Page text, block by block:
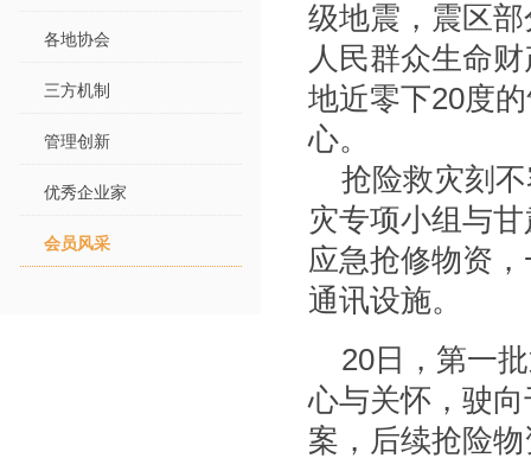
各地协会
三方机制
管理创新
优秀企业家
会员风采
级地震，震区
人民群众生命
地近零下20度
心。
抢险救灾刻
灾专项小组与
应急抢修物资
通讯设施。
20 日，第一
心与关怀，驶
案，后续抢险